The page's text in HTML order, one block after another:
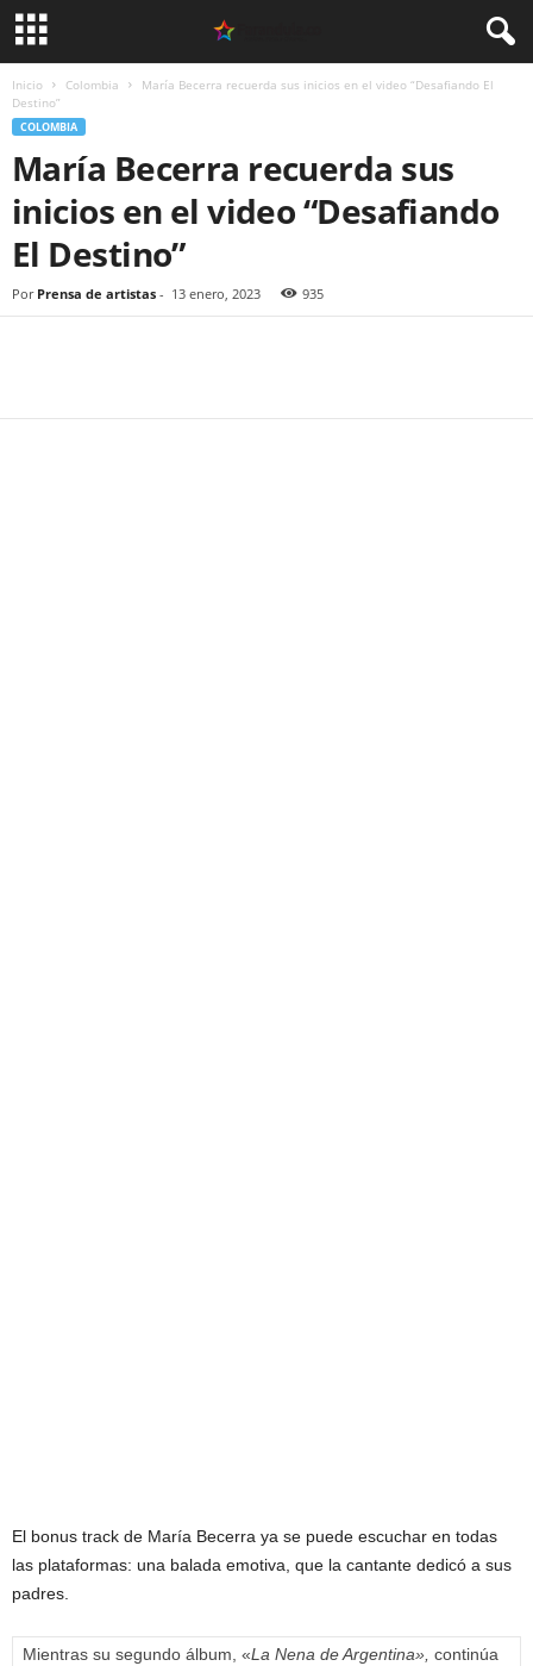
Inicio Colombia
María Becerra recuerda sus inicios en el video “Desafiando El
Destino”
COLOMBIA
María Becerra recuerda sus
inicios en el video “Desafiando
El Destino”
Por Prensa de artistas - 13 enero, 2023 935
El bonus track de María Becerra ya se puede escuchar en todas
las plataformas: una balada emotiva, que la cantante dedicó a sus
padres.
Mientras su segundo álbum, «La Nena de Argentina», continúa